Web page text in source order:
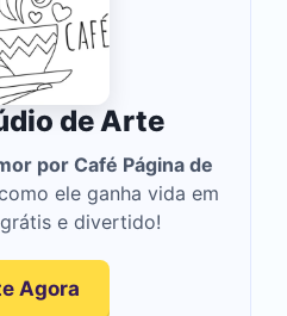
de Arte
por Café Página de
ele ganha vida em
e divertido!
Agora